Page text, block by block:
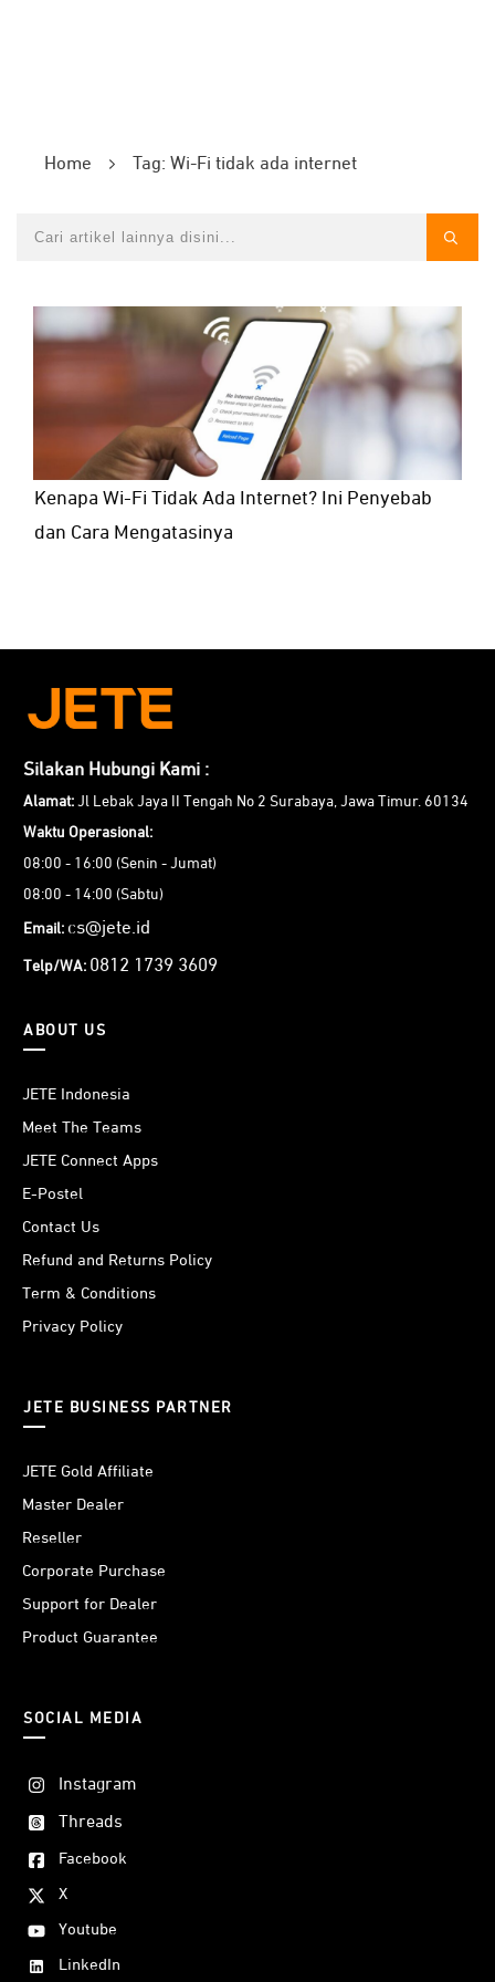
Home Tag: Wi-Fi tidak ada internet
Kenapa Wi-Fi Tidak Ada Internet? Ini Penyebab
dan Cara Mengatasinya
Silakan Hubungi Kami :
Alamat: Jl Lebak Jaya II Tengah No 2 Surabaya, Jawa Timur. 60134
Waktu Operasional:
08:00 - 16:00 (Senin - Jumat)
08:00 - 14:00 (Sabtu)
Email: cs@jete.id
Telp/WA: 0812 1739 3609
ABOUT US
JETE Indonesia
Meet The Teams
JETE Connect Apps
E-Postel
Contact Us
Refund and Returns Policy
Term & Conditions
Privacy Policy
JETE BUSINESS PARTNER
JETE Gold Affiliate
Master Dealer
Reseller
Corporate Purchase
Support for Dealer
Product Guarantee
SOCIAL MEDIA
Instagram
Threads
Facebook
X
Youtube
LinkedIn